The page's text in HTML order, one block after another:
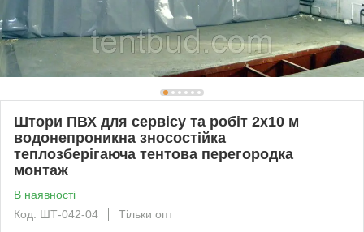
Штори ПВХ для сервісу та робіт 2x10 м
водонепроникна зносостійка
теплозберігаюча тентова перегородка
монтаж
В наявності
Код: ШТ-042-04
Тільки опт